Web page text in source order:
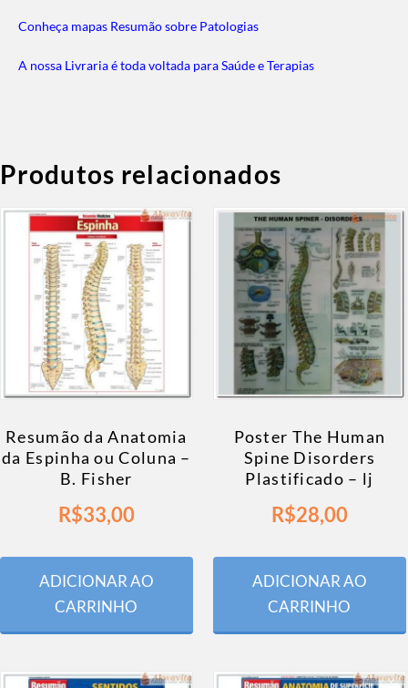
Conheça mapas Resumão sobre Patologias
A nossa Livraria é toda voltada para Saúde e Terapias
Produtos relacionados
Resumão da Anatomia
da Espinha ou Coluna –
B. Fisher
R$33,00
ADICIONAR AO
CARRINHO
Poster The Human
Spine Disorders
Plastificado – lj
R$28,00
ADICIONAR AO
CARRINHO